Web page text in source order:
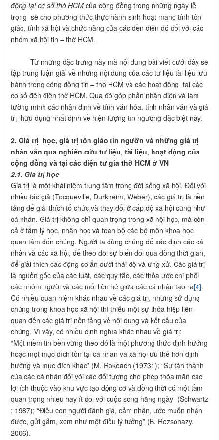
động tại cơ sở thờ HCM của cộng đồng trong những ngày lễ
trọng sẽ cho phương thức thực hành sinh hoạt mang tính tôn
giáo, tính xã hội và chức năng của các đền điện đó đối với các
nhóm xã hội tin – thờ HCM.
Từ những đặc trưng này mà nội dung bài viết dưới đây sẽ
tập trung luận giải về những nội dung của các tư liệu tài liệu lưu
hành trong cộng đồng tin – thờ HCM và các hoạt động tại các
cơ sở đền điện thờ HCM. Qua đó góp phần nhận diện và làm
tường minh các nhận định về tính văn hóa, tính nhân văn và giá
trị hữu dụng nhất định về hiện tượng tín ngưỡng đặc biệt này.
2. Giá trị học, giá trị tôn giáo tín ngưỡn và những giá trị
nhân văn qua nghiên cứu tư liệu, tài liệu, hoạt động của
cộng đồng và tại các điện tư gia thờ HCM ở VN
2.1. Gía trị học
Giá trị là một khái niệm trung tâm trong đời sống xã hội. Đối với
nhiều tác giả (Tocqueville, Durkheim, Weber), các giá trị là nền
tảng để giải thích tổ chức và thay đổi ở cấp độ xã hội cũng như
cá nhân. Giá trị không chỉ quan trọng trong xã hội học, mà còn
cả ở tâm lý học, nhân học và toàn bộ các bộ môn khoa học
quan tâm đến chúng. Người ta dùng chúng để xác định các cá
nhân và các xã hội, để theo dõi sự biến đổi qua dòng thời gian,
để giải thích các động cơ ẩn dưới thái độ và ứng xử. Các giá trị
là nguồn gốc của các luật, các quy tắc, các thỏa ước chi phối
các nhóm người và các mối liên hệ giữa các cá nhân tạo ra[4].
Có nhiều quan niệm khác nhau về các giá trị, nhưng sử dụng
chúng trong khoa học xã hội thì thiếu một sự thỏa hiệp liên
quan đến các giá trị nền tảng về nội dung và kết cấu của
chúng. Vì vậy, có nhiều định nghĩa khác nhau về giá trị:
“Một niềm tin bền vững theo đó là một phương thức định hướng
hoặc một mục đích tồn tại cá nhân và xã hội ưu thế hơn định
hướng và mục đích khác” (M. Rokeach (1973: ); “Sự tán thành
của các cá nhân đối với các đối tượng cho phép thỏa mãn các
lợi ích thuộc vào khu vực tạo động cơ và đồng thời có một tầm
quan trọng nhiều hay ít đối với cuộc sống hằng ngày” (Schwartz
: 1987); “Điều con người đánh giá, cảm nhận, ước muốn nhận
được, gửi gắm, xem như một điều lý tưởng” (B. Rezsohazy.
2006).